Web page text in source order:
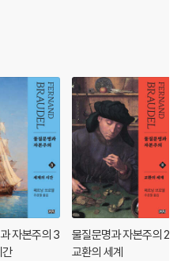
평가받는 『지중해: 펠리페 2세
억력과 지역 도서관의 빈약한 장
>지의 편집
자본주의 3
간
물질문명과 자본주의 2
교환의 세계